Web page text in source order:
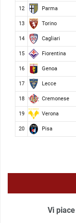
12 Parma
13 Torino
14 Cagliari
15 Fiorentina
16 Genoa
17 Lecce
18 Cremonese
19 Verona
20 Pisa
Vi